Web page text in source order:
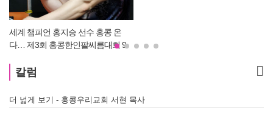
세계 챔피언 홍지승 선수 홍콩 온
다… 제3회 홍콩한인팔씨름대회 9
칼럼
더 넓게 보기 - 홍콩우리교회 서현 목사